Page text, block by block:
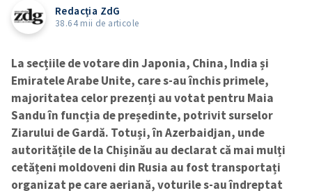
Redacția ZdG
38.64 mii de articole
La secțiile de votare din Japonia, China, India și
Emiratele Arabe Unite, care s-au închis primele,
majoritatea celor prezenți au votat pentru Maia
Sandu în funcția de președinte, potrivit surselor
Ziarului de Gardă. Totuși, în Azerbaidjan, unde
autoritățile de la Chișinău au declarat că mai mulți
cetățeni moldoveni din Rusia au fost transportați
organizat pe care aeriană, voturile s-au îndreptat